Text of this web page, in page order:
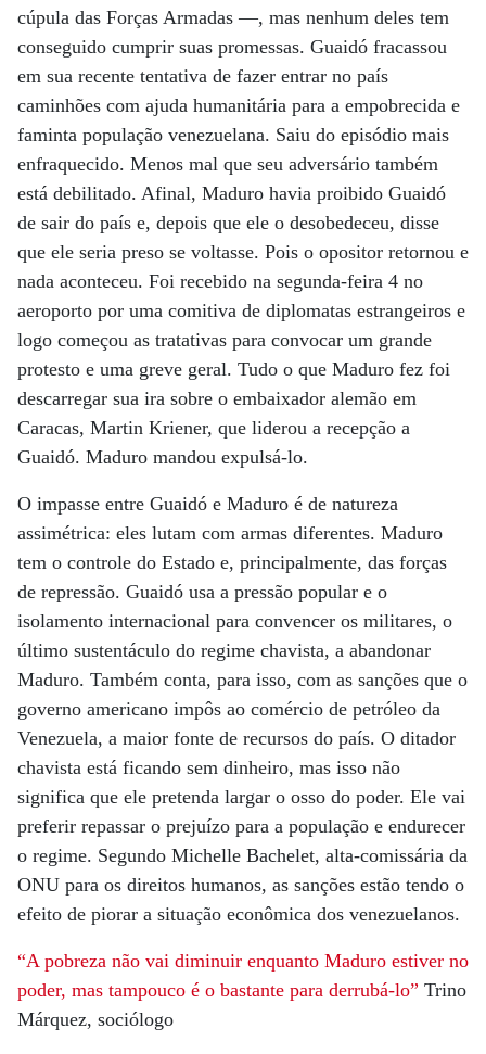
cúpula das Forças Armadas —, mas nenhum deles tem
conseguido cumprir suas promessas. Guaidó fracassou
em sua recente tentativa de fazer entrar no país
caminhões com ajuda humanitária para a empobrecida e
faminta população venezuelana. Saiu do episódio mais
enfraquecido. Menos mal que seu adversário também
está debilitado. Afinal, Maduro havia proibido Guaidó
de sair do país e, depois que ele o desobedeceu, disse
que ele seria preso se voltasse. Pois o opositor retornou e
nada aconteceu. Foi recebido na segunda-feira 4 no
aeroporto por uma comitiva de diplomatas estrangeiros e
logo começou as tratativas para convocar um grande
protesto e uma greve geral. Tudo o que Maduro fez foi
descarregar sua ira sobre o embaixador alemão em
Caracas, Martin Kriener, que liderou a recepção a
Guaidó. Maduro mandou expulsá-lo.
O impasse entre Guaidó e Maduro é de natureza
assimétrica: eles lutam com armas diferentes. Maduro
tem o controle do Estado e, principalmente, das forças
de repressão. Guaidó usa a pressão popular e o
isolamento internacional para convencer os militares, o
último sustentáculo do regime chavista, a abandonar
Maduro. Também conta, para isso, com as sanções que o
governo americano impôs ao comércio de petróleo da
Venezuela, a maior fonte de recursos do país. O ditador
chavista está ficando sem dinheiro, mas isso não
significa que ele pretenda largar o osso do poder. Ele vai
preferir repassar o prejuízo para a população e endurecer
o regime. Segundo Michelle Bachelet, alta-comissária da
ONU para os direitos humanos, as sanções estão tendo o
efeito de piorar a situação econômica dos venezuelanos.
“A pobreza não vai diminuir enquanto Maduro estiver no
poder, mas tampouco é o bastante para derrubá-lo” Trino
Márquez, sociólogo